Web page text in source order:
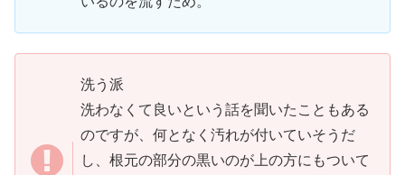
洗う派
洗わなくて良いという話を聞いたこともある
のですが、何となく汚れが付いていそうだ
し、根元の部分の黒いのが上の方にもついて